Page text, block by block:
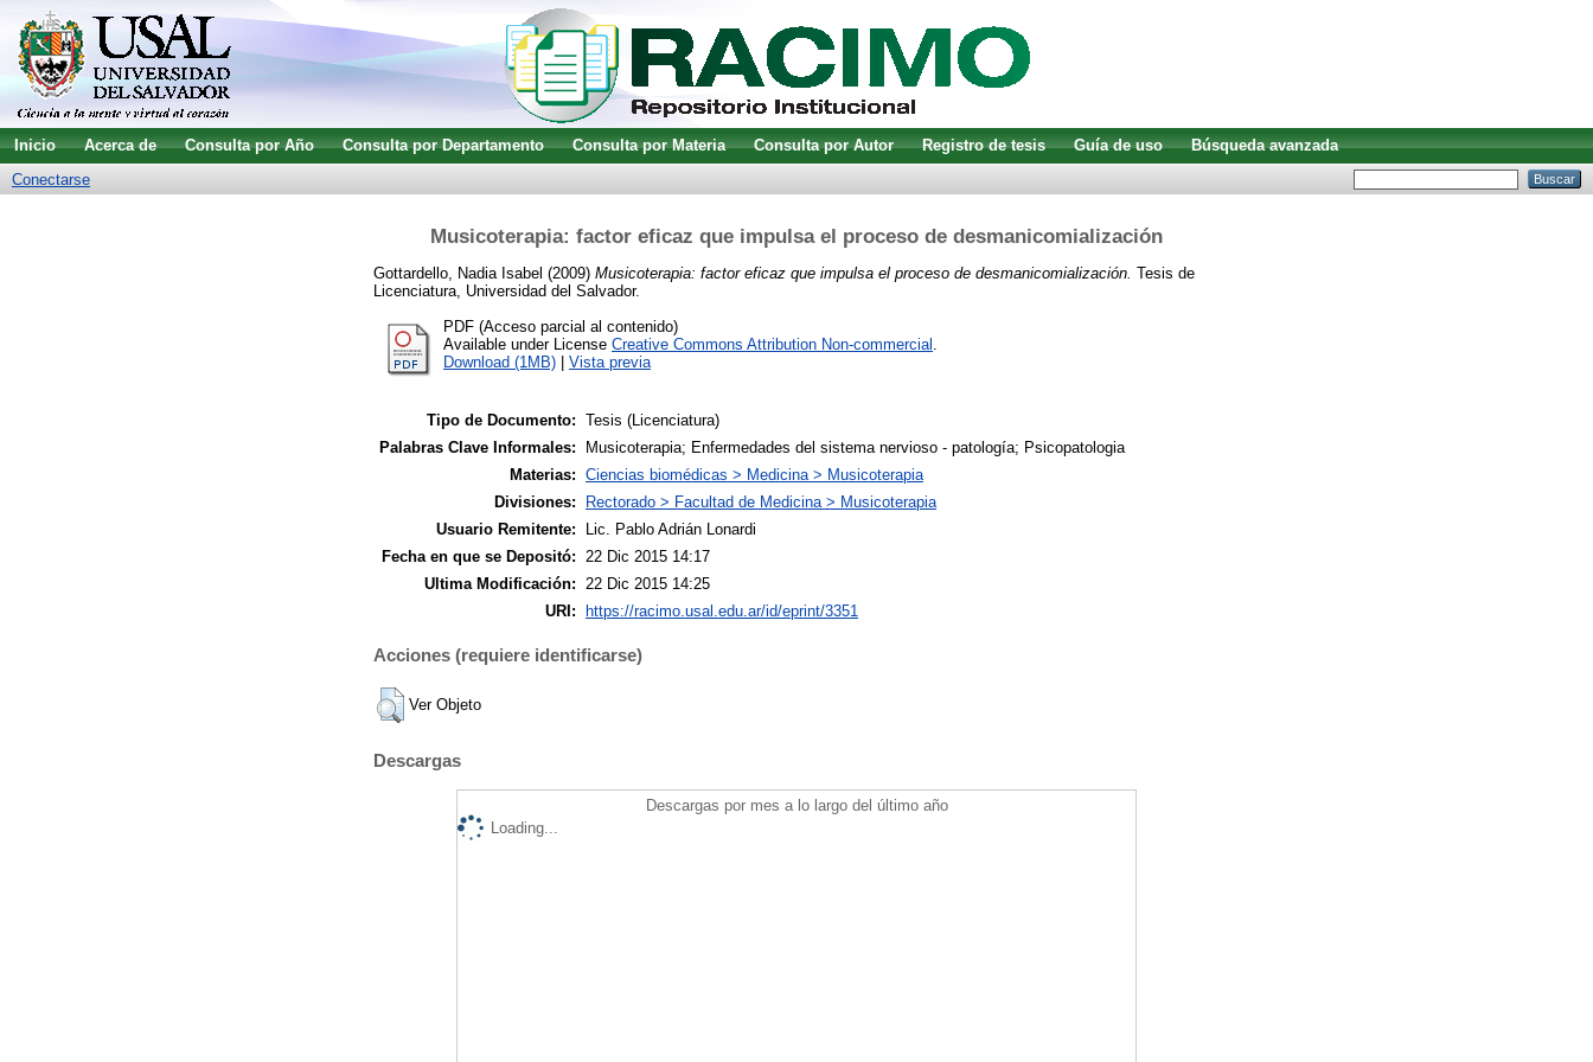
Inicio Acerca de Consulta por Año Consulta por Departamento Consulta por Materia Consulta por Autor Registro de tesis Guía de uso
Búsqueda avanzada
Conectarse
Musicoterapia: factor eficaz que impulsa el proceso de desmanicomialización
Gottardello, Nadia Isabel (2009) Musicoterapia: factor eficaz que impulsa el proceso de desmanicomialización. Tesis de
Licenciatura, Universidad del Salvador.
PDF (Acceso parcial al contenido)
Available under License Creative Commons Attribution Non-commercial .
Download (1MB)
Vista previa
Tipo de Documento: Tesis (Licenciatura)
Palabras Clave Informales:
Musicoterapia; Enfermedades del sistema nervioso - patología; Psicopatologia
Materias: Ciencias biomédicas > Medicina > Musicoterapia
Divisiones:
Rectorado > Facultad de Medicina > Musicoterapia
Usuario Remitente:
Lic. Pablo Adrián Lonardi
Fecha en que se Depositó: 22 Dic 2015 14:17
Ultima Modificación: 22 Dic 2015 14:25
URI:
https://racimo.usal.edu.ar/id/eprint/3351
Acciones (requiere identificarse)
Ver Objeto
Descargas
Descargas por mes a lo largo del último año
Loading...